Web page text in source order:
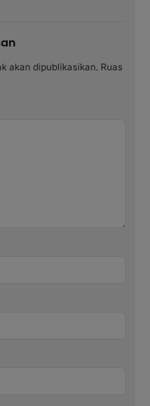
akan dipublikasikan. Ruas